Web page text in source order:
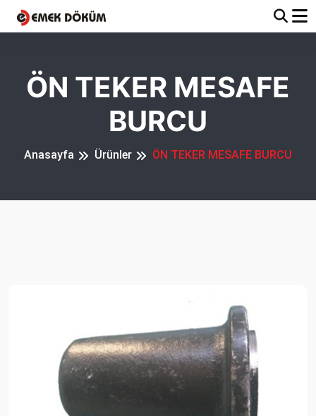
ÖN TEKER MESAFE
BURCU
Anasayfa Ürünler ÖN TEKER MESAFE BURCU